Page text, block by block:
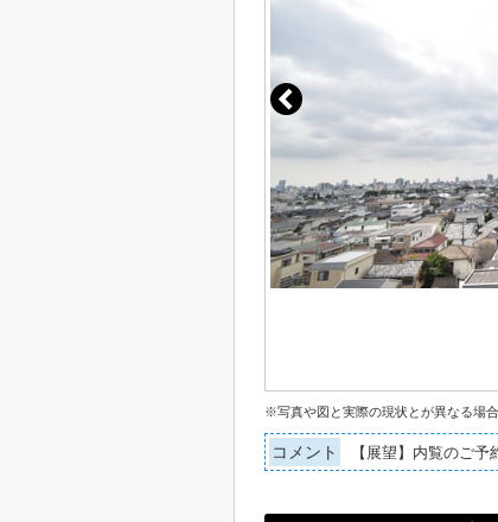
※写真や図と実際の現状とが異なる場
コメント 【展望】内覧のご